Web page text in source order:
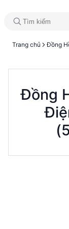
Trang chủ
Đồng